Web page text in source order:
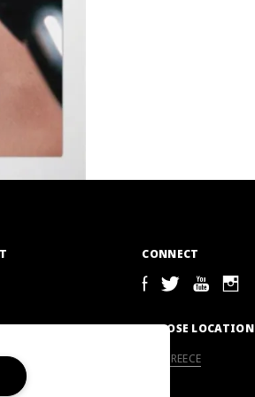
CONNECT
CHOOSE LOCATION
GREECE